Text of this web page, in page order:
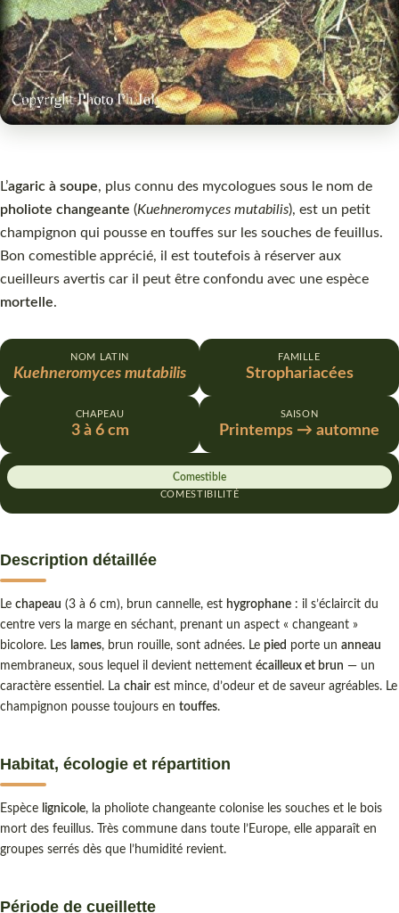
L’agaric à soupe, plus connu des mycologues sous le nom de
pholiote changeante (Kuehneromyces mutabilis), est un petit
champignon qui pousse en touffes sur les souches de feuillus.
Bon comestible apprécié, il est toutefois à réserver aux
cueilleurs avertis car il peut être confondu avec une espèce
mortelle.
NOM LATIN
Kuehneromyces mutabilis
FAMILLE
Strophariacées
CHAPEAU
3 à 6 cm
SAISON
Printemps → automne
COMESTIBILITÉ
Comestible
Description détaillée
Le chapeau (3 à 6 cm), brun cannelle, est hygrophane : il s’éclaircit du
centre vers la marge en séchant, prenant un aspect « changeant »
bicolore. Les lames, brun rouille, sont adnées. Le pied porte un anneau
membraneux, sous lequel il devient nettement écailleux et brun — un
caractère essentiel. La chair est mince, d’odeur et de saveur agréables. Le
champignon pousse toujours en touffes.
Habitat, écologie et répartition
Espèce lignicole, la pholiote changeante colonise les souches et le bois
mort des feuillus. Très commune dans toute l’Europe, elle apparaît en
groupes serrés dès que l’humidité revient.
Période de cueillette